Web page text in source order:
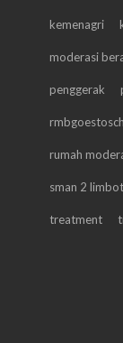
kemenagri
moderasi
penggerak
rumah
sman 2
treatment